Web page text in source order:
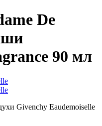
De
90 мл